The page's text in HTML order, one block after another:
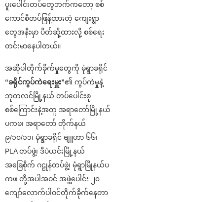
ပူးပေါင်းတပ်တွေဘက်ကတော့ စစ်
ကောင်စီတပ်ဖြန့်ထားတဲ့ ကျေးရွာ
တွေအနီးမှာ ပိတ်ဆို့ထားလို့ စစ်ရေး
တင်းမာနေပါတယ်။
အဆိုပါတိုက်ခိုက်မှုတွေကို မုံရွာခရိုင်
“ခရိုင်ကွပ်ကဲရေးမှူး”၏ ကွပ်ကဲမှုနဲ့
ဘုတလင်မြို့နယ် တပ်ပေါင်းစု
စစ်ကြောင်းနဲ့အတူ အရာတော်မြို့နယ်
ပကဖ၊ အရာတော် တိုက်နယ်
၉/၁၀/၁၁၊ မုံရွာခရိုင် ဗျူဟာ ၆၆၊
PLA တပ်ဖွဲ့၊ ဒီပဲယင်းမြို့နယ်
အခြေစိုက် ဂဠုန်တပ်ဖွဲ့၊ မုံရွာမြိုနယ်ပ
ကဖ တို့အပါအဝင် အဖွဲ့ပေါင်း ၂၀
ကျော်လောက်ပါဝင်တိုက်ခိုက်နေတာ